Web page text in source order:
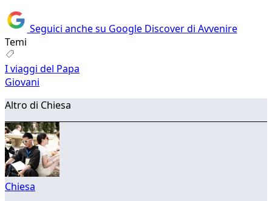
Seguici anche su Google Discover di Avvenire
Temi
I viaggi del Papa
Giovani
Altro di Chiesa
Chiesa